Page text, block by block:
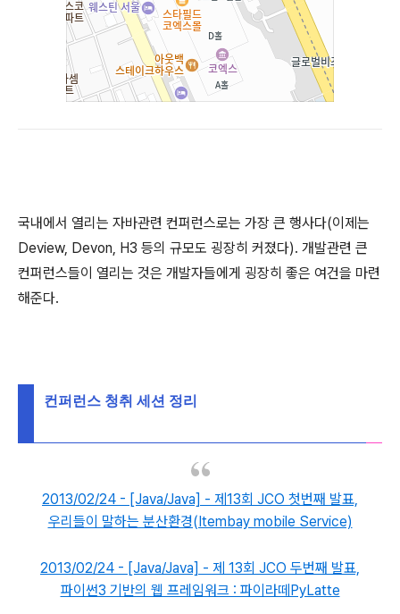
국내에서 열리는 자바관련 컨퍼런스로는 가장 큰 행사다(이제는
Deview, Devon, H3 등의 규모도 굉장히 커졌다). 개발관련 큰
컨퍼런스들이 열리는 것은 개발자들에게 굉장히 좋은 여건을 마련
해준다.
컨퍼런스 청취 세션 정리
2013/02/24 - [Java/Java] - 제13회 JCO 첫번째 발표,
우리들이 말하는 분산환경(Itembay mobile Service)
2013/02/24 - [Java/Java] - 제 13회 JCO 두번째 발표,
파이썬3 기반의 웹 프레임워크 : 파이라떼PyLatte